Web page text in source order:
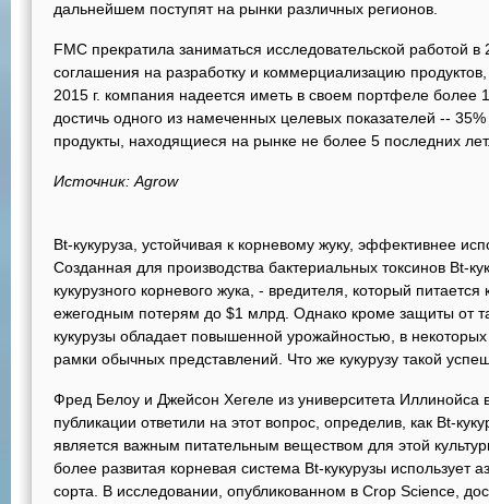
дальнейшем поступят на рынки различных регионов.
FMC прекратила заниматься исследовательской работой в
соглашения на разработку и коммерциализацию
2015 г. компания надеется иметь в своем портфеле более
достичь одного из намеченных целевых показателей --
продукты, находящиеся на рынке не более 5 последних
Источник: Agrow
Bt-кукуруза, устойчивая к корневому жуку, эффективнее
Созданная для производства бактериальных токсинов Bt-
кукурузного корневого жука, - вредителя, который
ежегодным потерям до $1 млрд. Однако кроме защиты от
кукурузы обладает повышенной урожайностью, в некоторых
рамки обычных представлений. Что же кукурузу такой
Фред Белоу и Джейсон Хегеле из университета
публикации ответили на этот вопрос, определив, как Bt-
является важным питательным веществом для этой
более развитая корневая система Bt-кукурузы
сорта. В исследовании, опубликованном в Crop Science,